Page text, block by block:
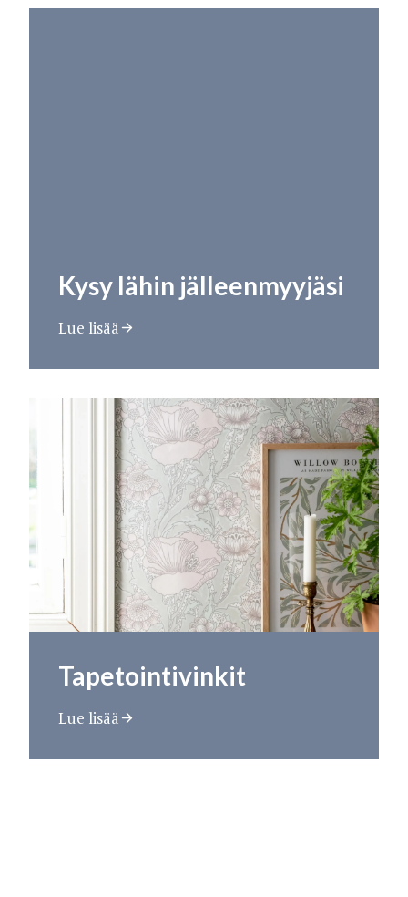
Kysy lähin jälleenmyyjäsi
Lue lisää
Tapetointivinkit
Lue lisää